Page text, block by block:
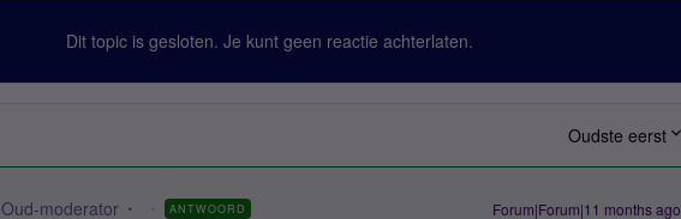
Dit topic is gesloten. Je kunt geen reactie achterlaten.
Oudste eerst
Oud-moderator ANTWOORD Forum|Forum|11 months ago